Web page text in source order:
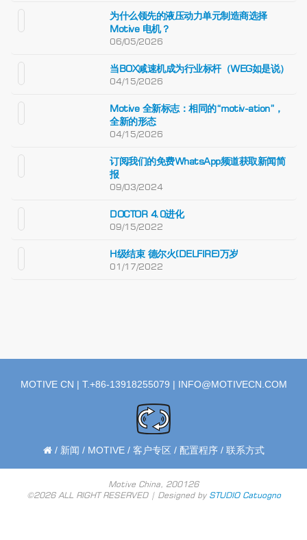
为什么领先的液压动力单元制造商选择
Motive 电机？
06/05/2026
当BOX减速机成为行业标杆（WEG如是说）
04/15/2026
Motive 全新标志：相同的“motiv-ation”，
全新的形态
04/15/2026
订阅我们的免费WhatsApp频道获取新闻简
报
09/03/2024
DOCTOR 4.0进化
09/15/2022
H级结束 德尔火(DELFIRE)万岁
01/17/2022
MOTIVE CN | T.+86-13918255079 | INFO@MOTIVECN.COM
/ 新闻 / MOTIVE/ 客户专区 / 配置程序/ 联系方式
Motive China, 200126
©2026 ALL RIGHT RESERVED | Designed by STUDIO Catuogno